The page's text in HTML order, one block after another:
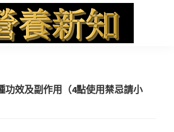
功效及副作用（4點使用禁忌請小